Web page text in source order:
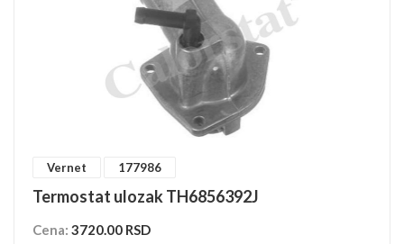
Vernet 177986
Termostat ulozak TH6856392J
Cena: 3720.00 RSD